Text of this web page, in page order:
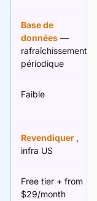
Base de
données —
rafraîchissement
périodique
Faible
Revendiquer ,
infra US
Free tier + from
$29/month